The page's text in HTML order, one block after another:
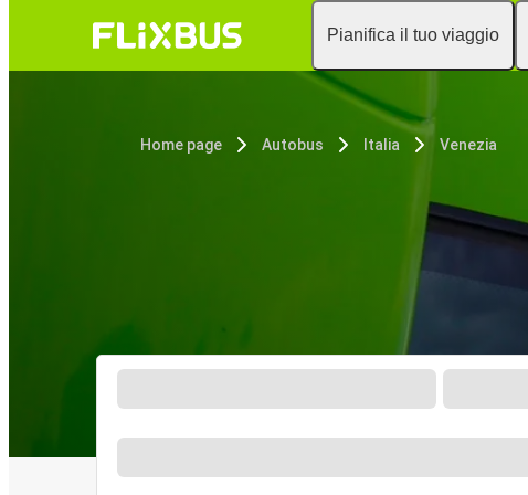
Pianifica il tuo viaggio
Home page Autobus Italia Venezia